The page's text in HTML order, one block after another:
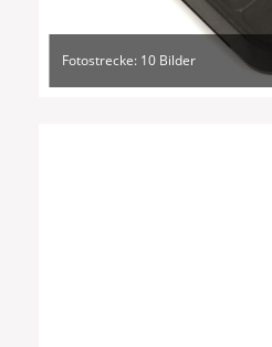
Fotostrecke: 10 Bilder